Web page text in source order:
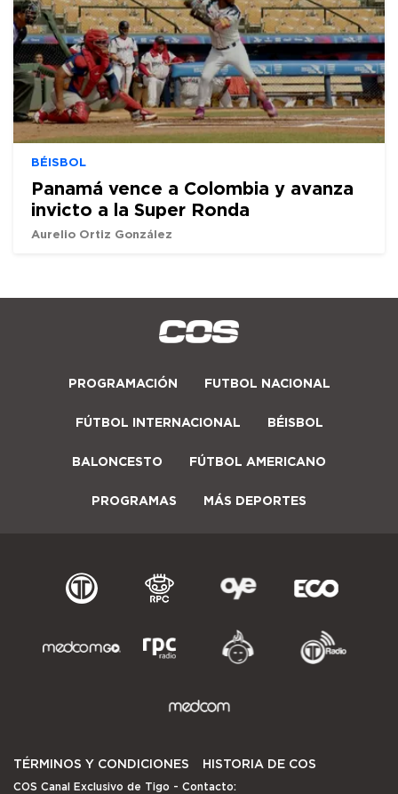
BÉISBOL
Panamá vence a Colombia y avanza
invicto a la Super Ronda
Aurelio Ortiz González
PROGRAMACIÓN FUTBOL NACIONAL
FÚTBOL INTERNACIONAL BÉISBOL
BALONCESTO FÚTBOL AMERICANO
PROGRAMAS MÁS DEPORTES
TÉRMINOS Y CONDICIONES HISTORIA DE COS
COS Canal Exclusivo de Tigo - Contacto: